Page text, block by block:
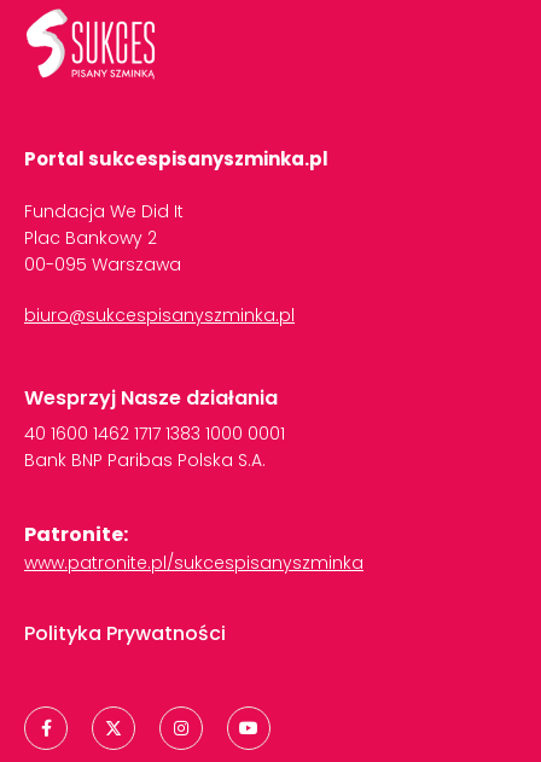
Portal sukcespisanyszminka.pl
Fundacja We Did It
Plac Bankowy 2
00-095 Warszawa
biuro@sukcespisanyszminka.pl
Wesprzyj Nasze działania
40 1600 1462 1717 1383 1000 0001
Bank BNP Paribas Polska S.A.
Patronite:
www.patronite.pl/sukcespisanyszminka
Polityka Prywatności